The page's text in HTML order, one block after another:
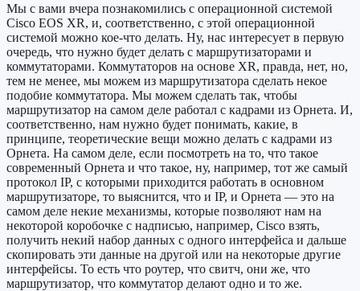
Мы с вами вчера познакомились с операционной системой
Cisco EOS XR, и, соответственно, с этой операционной
системой можно кое-что делать. Ну, нас интересует в первую
очередь, что нужно будет делать с маршрутизаторами и
коммутаторами. Коммутаторов на основе XR, правда, нет, но,
тем не менее, мы можем из маршрутизатора сделать некое
подобие коммутатора. Мы можем сделать так, чтобы
маршрутизатор на самом деле работал с кадрами из Орнета. И,
соответственно, нам нужно будет понимать, какие, в
принципе, теоретические вещи можно делать с кадрами из
Орнета. На самом деле, если посмотреть на то, что такое
современный Орнета и что такое, ну, например, тот же самый
протокол IP, с которыми приходится работать в основном
маршрутизаторе, то выяснится, что и IP, и Орнета — это на
самом деле некие механизмы, которые позволяют нам на
некоторой коробочке с надписью, например, Cisco взять,
получить некий набор данных с одного интерфейса и дальше
скопировать эти данные на другой или на некоторые другие
интерфейсы. То есть что роутер, что свитч, они же, что
маршрутизатор, что коммутатор делают одно и то же.